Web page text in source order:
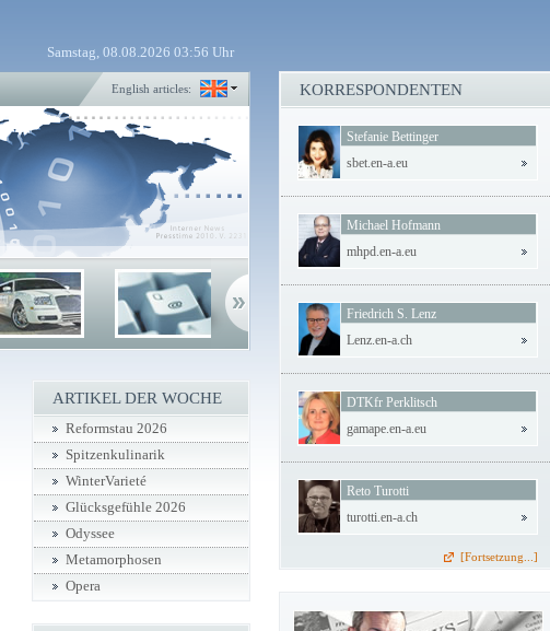
Samstag, 08.08.2026 03:56 Uhr
English articles:
ARTIKEL DER WOCHE
Reformstau 2026
Spitzenkulinarik
WinterVarieté
Glücksgefühle 2026
Odyssee
Metamorphosen
Opera
KORRESPONDENTEN
Stefanie Bettinger
sbet.en-a.eu
Michael Hofmann
mhpd.en-a.eu
Friedrich S. Lenz
Lenz.en-a.ch
DTKfr Perklitsch
gamape.en-a.eu
Reto Turotti
turotti.en-a.ch
[Fortsetzung...]